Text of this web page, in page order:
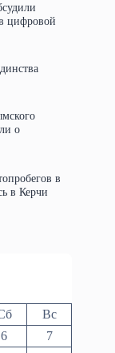
цифровой
о
в
в Керчи
Вс
6
7